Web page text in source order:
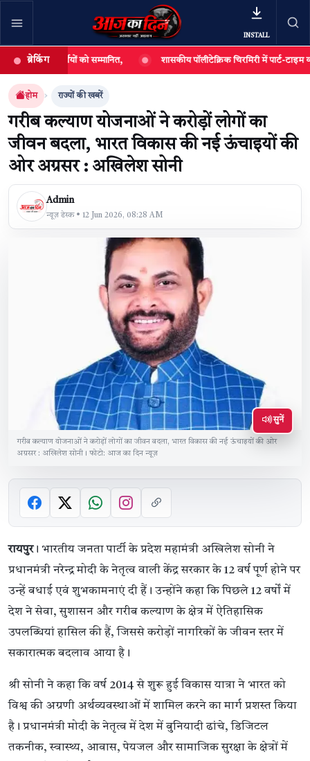
INSTALL
खबर खोजें
खोजें
ब्रेकिंगको सम्मानित, शासकीय पॉलीटेक्निक चिरमिरी में पार्ट-टाइम
होम राज्यों की खबरें
गरीब कल्याण योजनाओं ने करोड़ों लोगों का
जीवन बदला, भारत विकास की नई ऊंचाइयों की
ओर अग्रसर : अखिलेश सोनी
Admin
न्यूज़ डेस्क • 12 Jun 2026, 08:28 AM
सुनें
गरीब कल्याण योजनाओं ने करोड़ों लोगों का जीवन बदला, भारत विकास की नई ऊंचाइयों की ओर
अग्रसर : अखिलेश सोनी। फोटो: आज का दिन न्यूज़
रायपुर। भारतीय जनता पार्टी के प्रदेश महामंत्री अखिलेश सोनी ने
प्रधानमंत्री नरेन्द्र मोदी के नेतृत्व वाली केंद्र सरकार के 12 वर्ष पूर्ण होने पर
उन्हें बधाई एवं शुभकामनाएं दी हैं। उन्होंने कहा कि पिछले 12 वर्षों में
देश ने सेवा, सुशासन और गरीब कल्याण के क्षेत्र में ऐतिहासिक
उपलब्धियां हासिल की हैं, जिससे करोड़ों नागरिकों के जीवन स्तर में
सकारात्मक बदलाव आया है।
श्री सोनी ने कहा कि वर्ष 2014 से शुरू हुई विकास यात्रा ने भारत को
विश्व की अग्रणी अर्थव्यवस्थाओं में शामिल करने का मार्ग प्रशस्त किया
है। प्रधानमंत्री मोदी के नेतृत्व में देश में बुनियादी ढांचे, डिजिटल
तकनीक, स्वास्थ्य, आवास, पेयजल और सामाजिक सुरक्षा के क्षेत्रों में